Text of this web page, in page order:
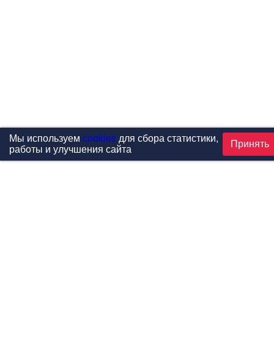
Мы используем cookiesдля сбора статистики,
работы и улучшения сайта
Принять